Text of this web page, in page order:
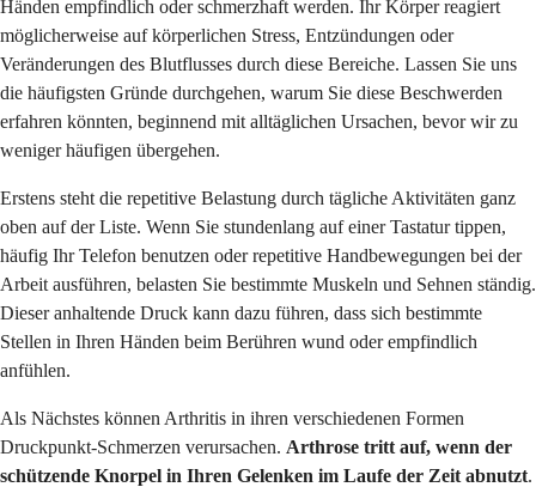
Händen empfindlich oder schmerzhaft werden. Ihr Körper reagiert
möglicherweise auf körperlichen Stress, Entzündungen oder
Veränderungen des Blutflusses durch diese Bereiche. Lassen Sie uns
die häufigsten Gründe durchgehen, warum Sie diese Beschwerden
erfahren könnten, beginnend mit alltäglichen Ursachen, bevor wir zu
weniger häufigen übergehen.
Erstens steht die repetitive Belastung durch tägliche Aktivitäten ganz
oben auf der Liste. Wenn Sie stundenlang auf einer Tastatur tippen,
häufig Ihr Telefon benutzen oder repetitive Handbewegungen bei der
Arbeit ausführen, belasten Sie bestimmte Muskeln und Sehnen ständig.
Dieser anhaltende Druck kann dazu führen, dass sich bestimmte
Stellen in Ihren Händen beim Berühren wund oder empfindlich
anfühlen.
Als Nächstes können Arthritis in ihren verschiedenen Formen
Druckpunkt-Schmerzen verursachen. Arthrose tritt auf, wenn der
schützende Knorpel in Ihren Gelenken im Laufe der Zeit abnutzt.